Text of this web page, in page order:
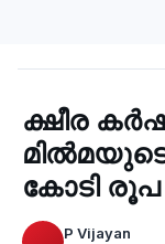
‹
ക്ഷീര
കോടി രൂപ
P Vijayan